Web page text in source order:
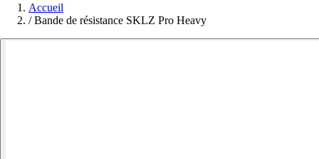
Accueil
/ Bande de résistance SKLZ Pro Heavy